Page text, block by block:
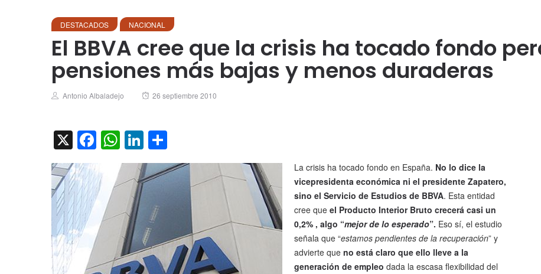
DESTACADOS NACIONAL
El BBVA cree que la crisis ha tocado fondo
pensiones más bajas y menos duraderas
Author
Antonio Albaladejo
Posted
26 septiembre 2010
X Facebook
WhatsApp
LinkedIn
La crisis ha tocado fondo en España. No lo dice la
vicepresidenta económica ni el presidente Zapatero,
sino el Servicio de Estudios de BBVA. Esta entidad
cree que el Producto Interior Bruto crecerá casi un
0,2% , algo “mejor de lo esperado”. Eso sí, el estudio
señala que “estamos pendientes de la recuperación” y
advierte que no está claro que ello lleve a la
generación de empleo dada la escasa flexibilidad del